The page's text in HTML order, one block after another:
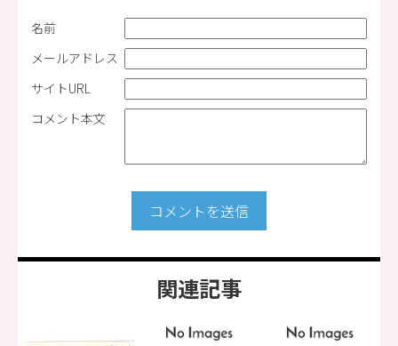
名前
メールアドレス
サイトURL
コメント本文
コメントを送信
関連記事